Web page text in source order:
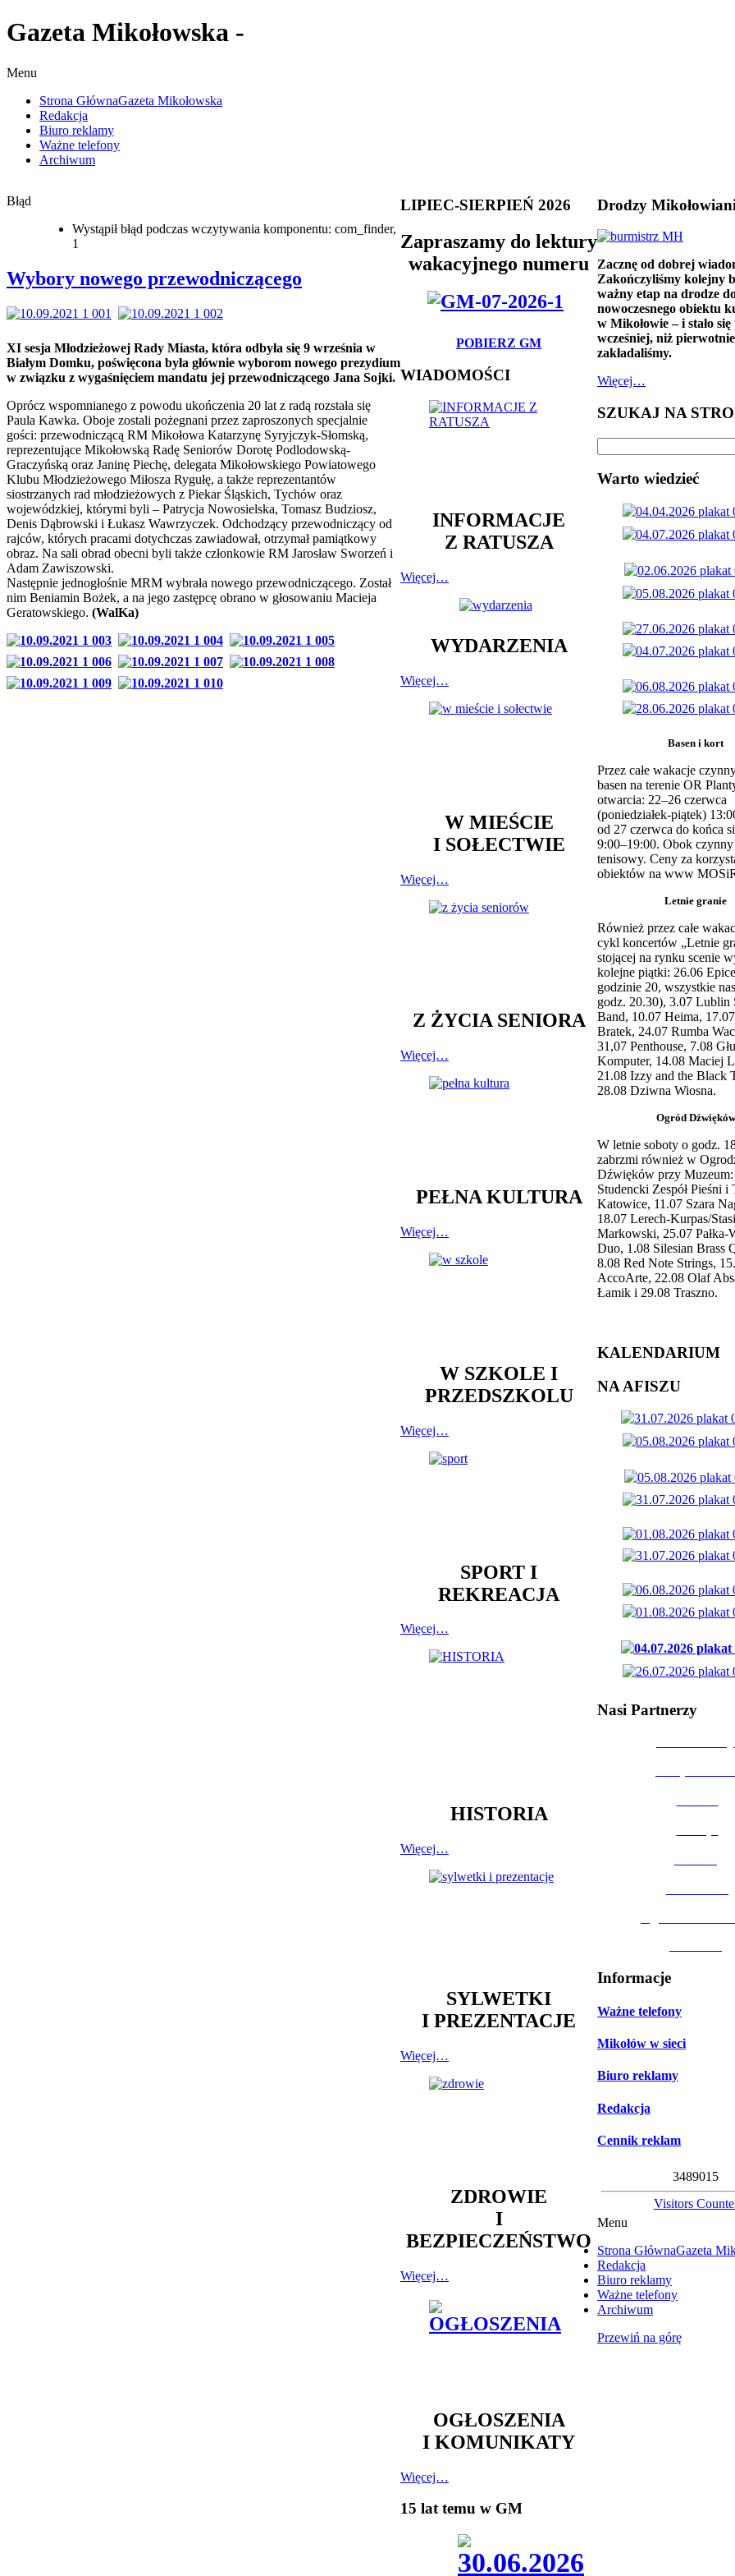
Gazeta Mikołowska -
Menu
Strona GłównaGazeta Mikołowska
Redakcja
Biuro reklamy
Ważne telefony
Archiwum
Błąd
Wystąpił błąd podczas wczytywania komponentu: com_finder,
1
Wybory nowego przewodniczącego
XI sesja Młodzieżowej Rady Miasta, która odbyła się 9 września w
Białym Domku, poświęcona była głównie wyborom nowego prezydium
w związku z wygaśnięciem mandatu jej przewodniczącego Jana Sojki.
Oprócz wspomnianego z powodu ukończenia 20 lat z radą rozstała się
Paula Kawka. Oboje zostali pożegnani przez zaproszonych specjalnie
gości: przewodniczącą RM Mikołowa Katarzynę Syryjczyk-Słomską,
reprezentujące Mikołowską Radę Seniorów Dorotę Podlodowską-
Graczyńską oraz Janinę Piechę, delegata Mikołowskiego Powiatowego
Klubu Młodzieżowego Miłosza Rygułę, a także reprezentantów
siostrzanych rad młodzieżowych z Piekar Śląskich, Tychów oraz
wojewódzkiej, którymi byli – Patrycja Nowosielska, Tomasz Budziosz,
Denis Dąbrowski i Łukasz Wawrzyczek. Odchodzący przewodniczący od
rajców, których pracami dotychczas zawiadował, otrzymał pamiątkowy
obraz. Na sali obrad obecni byli także członkowie RM Jarosław Sworzeń i
Adam Zawiszowski.
Następnie jednogłośnie MRM wybrała nowego przewodniczącego. Został
nim Beniamin Bożek, a na jego zastępcę obrano w głosowaniu Macieja
Geratowskiego. (WalKa)
LIPIEC-SIERPIEŃ 2026
Zapraszamy do lektury
wakacyjnego numeru
POBIERZ GM
WIADOMOŚCI
INFORMACJE
Z RATUSZA
Więcej…
WYDARZENIA
Więcej…
W MIEŚCIE
I SOŁECTWIE
Więcej…
Z ŻYCIA SENIORA
Więcej…
PEŁNA KULTURA
Więcej…
W SZKOLE I
PRZEDSZKOLU
Więcej…
SPORT I
REKREACJA
Więcej…
HISTORIA
Więcej…
SYLWETKI
I PREZENTACJE
Więcej…
ZDROWIE
I
BEZPIECZEŃSTWO
Więcej…
OGŁOSZENIA
I KOMUNIKATY
Więcej…
15 lat temu w GM
Drodzy
Zacznę od dobrej
Zakończyliśmy kolejny
ważny etap na drodze
nowoczesnego obiektu
w Mikołowie – i stało się
wcześniej, niż pierwotnie
zakładaliśmy.
Więcej…
SZUKAJ NA
Warto wiedzieć
Basen i kort
Przez całe wakacje
basen na terenie OR
otwarcia: 22–26 czerwca
(poniedziałek-piątek)
od 27 czerwca do końca
9:00–19:00. Obok
tenisowy. Ceny za
obiektów na www
Letnie granie
Również przez całe
cykl koncertów „Letnie
stojącej na rynku scenie
kolejne piątki: 26.06
godzinie 20, wszystkie
godz. 20.30), 3.07 Lublin
Band, 10.07 Heima,
Bratek, 24.07 Rumba
31,07 Penthouse, 7.08
Komputer, 14.08 Maciej
21.08 Izzy and the Black
28.08 Dziwna Wiosna.
Ogród Dźwięków
W letnie soboty o godz.
zabrzmi również w
Dźwięków przy
Studencki Zespół Pieśni i
Katowice, 11.07 Szara
18.07 Lerech-Kurpas/
Markowski, 25.07 Pałka-
Duo, 1.08 Silesian Brass
8.08 Red Note Strings,
AccoArte, 22.08 Olaf
Łamik i 29.08 Traszno.
KALENDARIUM
NA AFISZU
Nasi Partnerzy
Informacje
Ważne telefony
Mikołów w sieci
Biuro reklamy
Redakcja
Cennik reklam
348901 5
Visitors
Menu
Strona GłównaGazeta
Redakcja
Biuro reklamy
Ważne telefony
Archiwum
Przewiń na górę